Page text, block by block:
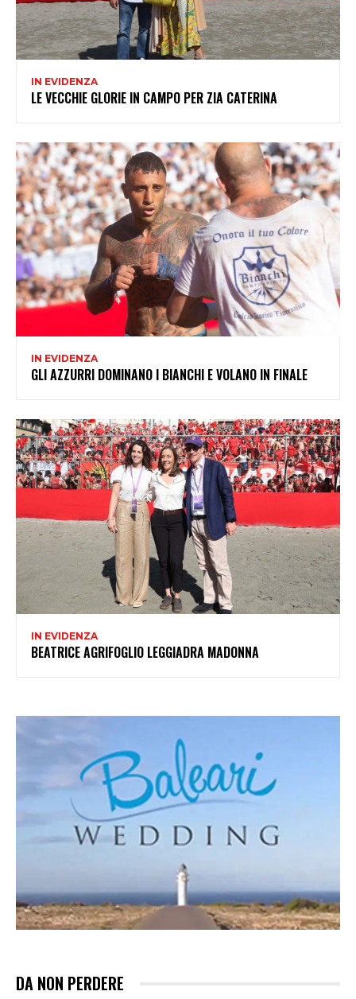
IN EVIDENZA
LE VECCHIE GLORIE IN CAMPO PER ZIA CATERINA
IN EVIDENZA
GLI AZZURRI DOMINANO I BIANCHI E VOLANO IN FINALE
IN EVIDENZA
BEATRICE AGRIFOGLIO LEGGIADRA MADONNA
DA NON PERDERE